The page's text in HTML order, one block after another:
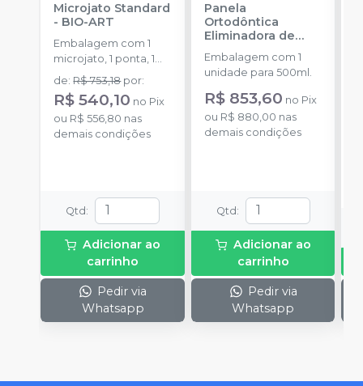
Microjato Standard
- BIO-ART
Embalagem com 1
microjato, 1 ponta, 1
pote de óxido de
alumínio com 50g, 1
conexão para equipo,
1 engate rápido e
manual de instruções.
de:R$ 753,18 por:
R$ 540,10 no Pix
ou R$ 556,80 nas
demais condições
Qtd :
Adicionar ao
carrinho
Pedir via
Whatsapp
Panela
Ortodôntica
Eliminadora de
Bolhas Nº2
PROTÉCNI
Embalagem com 1
unidade para 500ml.
R$ 853,60 no Pix
ou R$ 880,00 nas
demais condições
Qtd :
Adicionar ao
carrinho
Pedir via
Whatsapp